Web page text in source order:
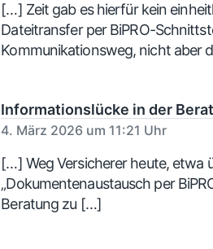
[…] Zeit gab es hierfür kein
Dateitransfer per BiPRO-
Kommunikationsweg, nicht aber
Informationslücke in der
4. März 2026 um 11:21 Uhr
[…] Weg Versicherer heute, etwa
„Dokumentenaustausch per
Beratung zu […]